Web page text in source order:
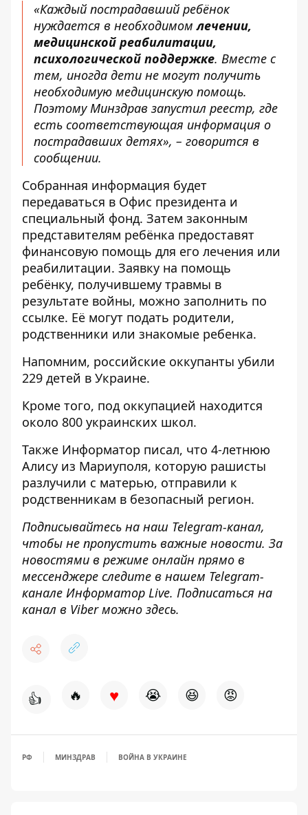
«Каждый пострадавший ребёнок
нуждается в необходимомлечении,
медицинской реабилитации,
психологической поддержке. Вместе с
тем, иногда дети не могут получить
необходимую медицинскую помощь.
Поэтому Минздрав запустил реестр, где
есть соответствующая информация о
пострадавших детях», – говорится в
сообщении.
Собранная информация будет
передаваться в Офис президента и
специальный фонд. Затем законным
представителям ребёнка предоставят
финансовую помощь для его лечения или
реабилитации. Заявку на помощь
ребёнку, получившему травмы в
результате войны, можно заполнить по
ссылке. Её могут подать родители,
родственники или знакомые ребенка.
Напомним, российские оккупанты убили
229 детей в Украине.
Кроме того, под оккупацией находится
около 800 украинских школ.
Также Информатор писал, что 4-летнюю
Алису из Мариуполя, которую рашисты
разлучили с матерью, отправили к
родственникам в безопасный регион.
Подписывайтесь на наш Telegram-канал,
чтобы не пропустить важные новости. За
новостями в режиме онлайн прямо в
мессенджере следите в нашем Telegram-
канале Информатор Live. Подписаться на
канал в Viber можно здесь.
👍 🔥 ♥ 😭 😆 😡
РФ МИНЗДРАВ ВОЙНА В УКРАИНЕ